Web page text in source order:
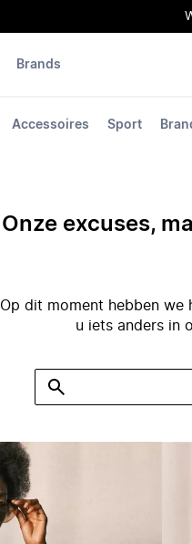
Accessoires Sport
Brands
Onze excuses,
Op dit moment hebben
u iets anders in